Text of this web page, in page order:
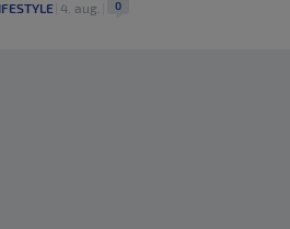
4. aug. 0